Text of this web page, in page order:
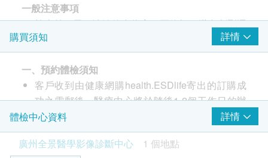
脾臟超聲波
腎臟超聲波
甲狀腺超聲波
頸動脈超聲波
前列腺超聲波- 只限男士
乳腺超聲波 - 只限女士
盆腔超聲波-只限女士
癌症指標 重點項目
甲種胎蛋白 (肝癌)
一般注意事項
檢查前三天：清淡飲食為宜，不飲酒，避免劇烈運
動
檢查前一天晚八點後：不再進食
檢查當日早晨：無保持空腹（禁食禁水），請穿寬
鬆輕便服裝，不建議穿帶有金屬扣內衣，不建議佩
戴首飾
注：請攜帶本人身份證件辦理檢查手續，以便健康
檔案建立。所有檢查項目結束後，請將檢查引導單
交回前台。
購買須知 詳情
一、預約體檢須知
客戶收到由健康網購health.ESDlife寄出的訂購成
功之電郵後，醫療中心將於隨後1-2個工作日的辦
公時間內，致電客戶預約身體檢查的時間及地點。
客戶亦可至少提前1個工作日聯絡醫療中心進行預
約（聯絡電話：+86 400-920-8393；微信：廣州
體檢中心資料
詳情
廣州全景醫學影像診斷中心
1 個地點